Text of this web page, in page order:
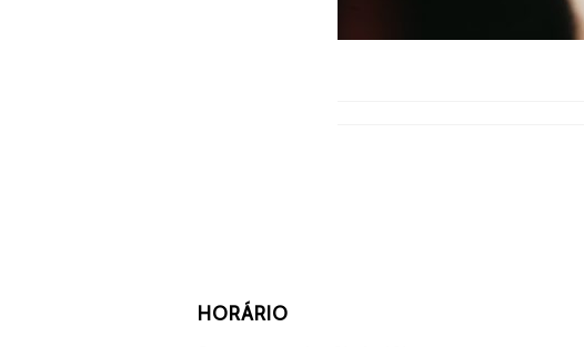
HORÁRIO